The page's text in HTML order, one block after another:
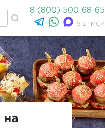
8 (800) 500-68-65
9-21 МСК
на